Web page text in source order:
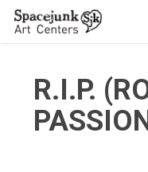
Skip
R.I.P.